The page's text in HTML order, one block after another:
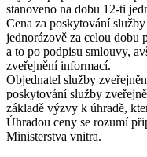
stanoveno na dobu 12-ti
Cena za poskytování
jednorázově za celou dobu
a to po podpisu smlouvy,
zveřejnění informací.
Objednatel služby
poskytování služby
základě výzvy k úhradě,
Úhradou ceny se rozumí
Ministerstva vnitra.